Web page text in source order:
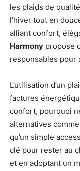
les plaids de
l’hiver tout en
alliant confort,
Harmony propose
responsables pour
L’utilisation d’un
factures
confort, pourquoi
alternatives comme
qu’un simple
clé pour rester au
et en adoptant un